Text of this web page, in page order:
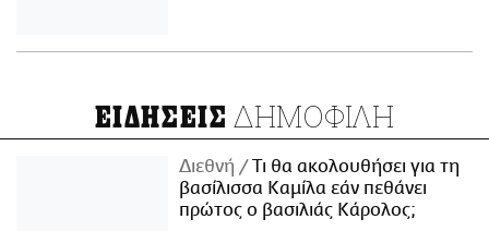
ΕΙΔΗΣΕΙΣ ΔΗΜΟΦΙΛΗ
Διεθνή
Τι θα ακολουθήσει για τη
βασίλισσα Καμίλα εάν πεθάνει
πρώτος ο βασιλιάς Κάρολος;